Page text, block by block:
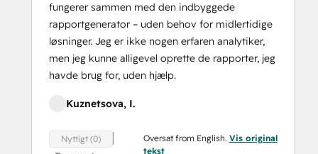
fungerer sammen med den indbyggede
rapportgenerator – uden behov for midlertidige
løsninger. Jeg er ikke nogen erfaren analytiker,
men jeg kunne alligevel oprette de rapporter, jeg
havde brug for, uden hjælp.
Kuznetsova, I.
Nyttigt (0) Oversat from English. Vis original
tekst